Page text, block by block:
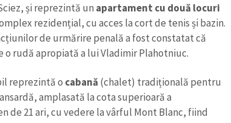
și reprezintă un apartament cu două locuri
rezidențial, cu acces la cort de tenis și bazin.
de urmărire penală a fost constatat că
rudă apropiată a lui Vladimir Plahotniuc.
reprezintă o cabană (chalet) tradițională pentru
amplasată la cota superioară a
de 21 ari, cu vedere la vârful Mont Blanc, fiind
+ Adaugă titlu
+ Încarcă imagine
+ Link media